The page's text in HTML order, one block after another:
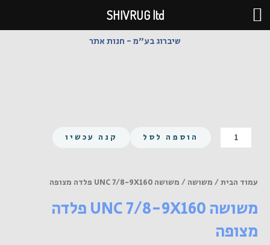
דילוג
לתוכן
שיברוג בע"מ - חנות אתר
כמות
של
9X160
מצופה
הוספה לסל קנה עכשיו
עמוד הבית/ משושה / משושה UNC 7/8-9X160 פלדה מצופה
משושה UNC 7/8-9X160 פלדה
מצופה
SHIVRUG ltd